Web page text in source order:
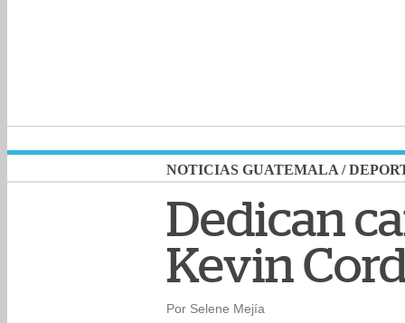
NOTICIAS GUATEMALA /
Dedican
Kevin
Por Selene Mejía